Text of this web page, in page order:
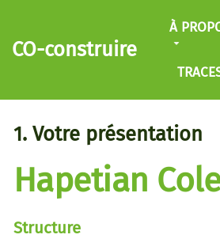
Aller au contenu principal
CO-construire
À
1. Votre présentation
Hapetian
Structure